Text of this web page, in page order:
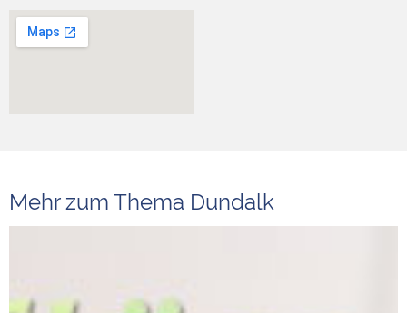
Mehr zum Thema Dundalk